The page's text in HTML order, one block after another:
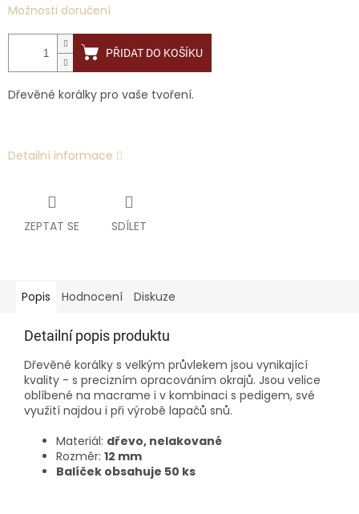
Možnosti doručení
PŘIDAT DO KOŠÍKU
Dřevěné korálky pro vaše tvoření.
Detailní informace
ZEPTAT SE SDÍLET
Popis Hodnocení Diskuze
Detailní popis produktu
Dřevěné korálky s velkým průvlekem jsou vynikající
kvality - s precizním opracováním okrajů. Jsou velice
oblíbené na macrame i v kombinaci s pedigem, své
využití najdou i při výrobě lapačů snů.
Materiál: dřevo, nelakované
Rozměr: 12 mm
Balíček obsahuje 50 ks